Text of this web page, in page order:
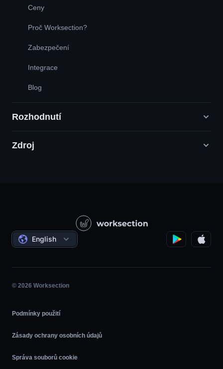
Ceny
Proč Worksection?
Zabezpečení
Integrace
Blog
Rozhodnutí
Agentury digitálního marketingu
Státní / Sociální projekty
Řízení projektů
Hodina
Agilní
Zdroj
Dohody
English
© 2026 Worksection
Podmínky použití
Zásady ochrany osobních údajů
Správa souborů cookie